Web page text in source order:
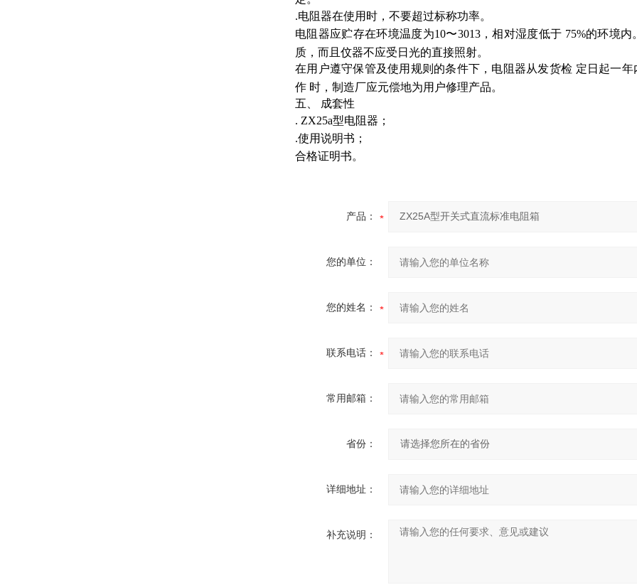
.电阻器在使用时，不要超过标称功率。
电阻器应贮存在环境温度为10〜3013，相对湿度低于 75%的环境
质，而且伩器不应受日光的直接照射。
在用户遵守保管及使用规则的条件下，电阻器从发货检 定日起一
作 时，制造厂应元偿地为用户修理产品。
五、
成套性
. ZX25a型电阻器；
.使用说明书；
合格证明书。
产品：
您的单位：
您的姓名：
联系电话：
常用邮箱：
省份：
详细地址：
补充说明：